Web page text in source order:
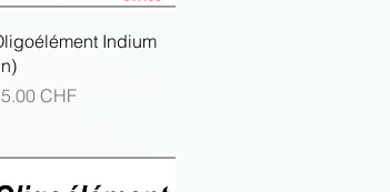
Aperçu rapide
Indium
CHF